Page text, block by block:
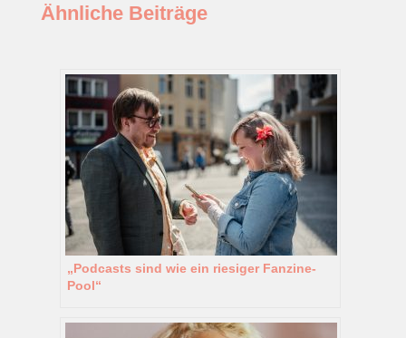
Ähnliche Beiträge
„Podcasts sind wie ein riesiger Fanzine-
Pool“